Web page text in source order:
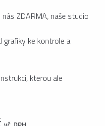
ZDARMA, naše studio
grafiky ke kontrole a
kterou ale